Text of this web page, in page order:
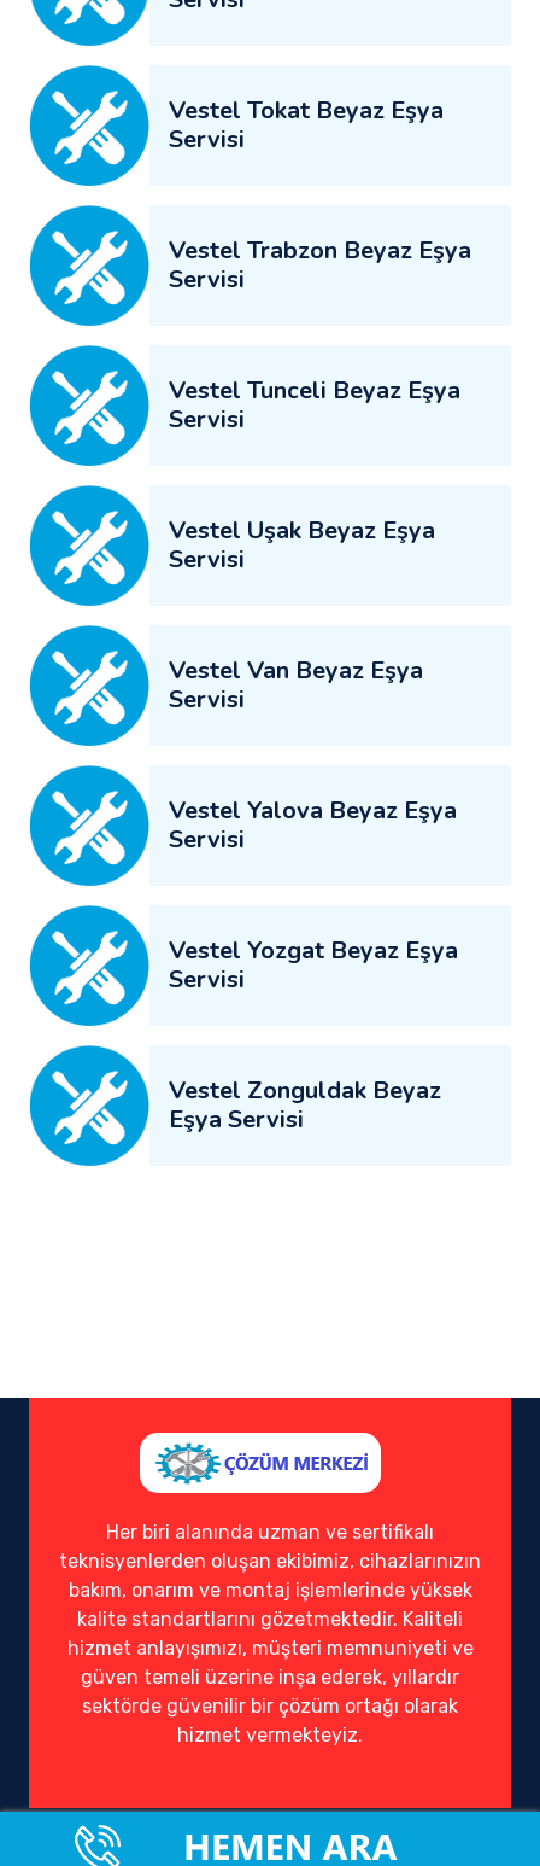
Vestel Tokat Beyaz Eşya
Servisi
Vestel Trabzon Beyaz Eşya
Servisi
Vestel Tunceli Beyaz Eşya
Servisi
Vestel Uşak Beyaz Eşya
Servisi
Vestel Van Beyaz Eşya
Servisi
Vestel Yalova Beyaz Eşya
Servisi
Vestel Yozgat Beyaz Eşya
Servisi
Vestel Zonguldak Beyaz
Eşya Servisi
Her biri alanında uzman ve sertifikalı
teknisyenlerden oluşan ekibimiz, cihazlarınızın
bakım, onarım ve montaj işlemlerinde yüksek
kalite standartlarını gözetmektedir. Kaliteli
hizmet anlayışımızı, müşteri memnuniyeti ve
güven temeli üzerine inşa ederek, yıllardır
sektörde güvenilir bir çözüm ortağı olarak
hizmet vermekteyiz.